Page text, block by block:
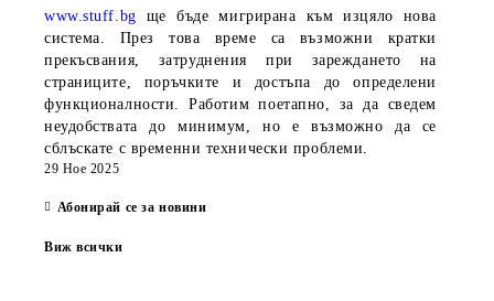
👉 Виж видеонаблюдение:
Видеонаблюдение
👉 За мрежова инфраструктура:
Мрежови устройства и оборудване
Предимства на NVR и DVR системите
Централизирано управление на камерите
Запис и съхранение на видео
Достъп от разстояние
www.stuff.bg ще бъде мигрирана към изцяло нова
система. През това време са възможни кратки
прекъсвания, затруднения при зареждането на
страниците, поръчките и достъпа до определени
функционалности. Работим поетапно, за да сведем
неудобствата до минимум, но е възможно да се
сблъскате с временни технически проблеми.
29 Ное 2025
Абонирай се за новини
Виж всички